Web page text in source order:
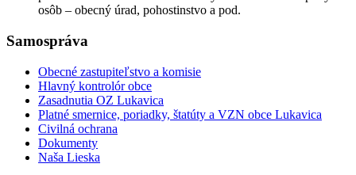
osôb – obecný úrad, pohostinstvo a pod.
Samospráva
Obecné zastupiteľstvo a komisie
Hlavný kontrolór obce
Zasadnutia OZ Lukavica
Platné smernice, poriadky, štatúty a VZN obce Lukavica
Civilná ochrana
Dokumenty
Naša Lieska